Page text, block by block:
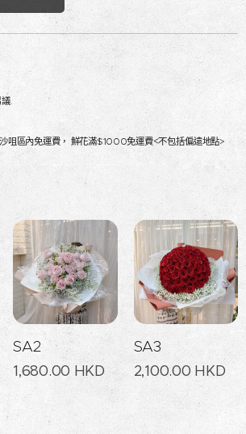
.
咀區內免運費， 鮮花滿$1000免運費<不包括偏遠地點>
SA2
1,680.00 HKD
SA3
2,100.00 HKD